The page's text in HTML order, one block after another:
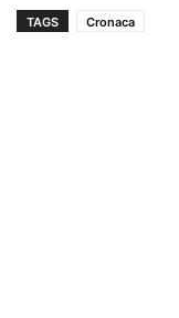
TAGS Cronaca